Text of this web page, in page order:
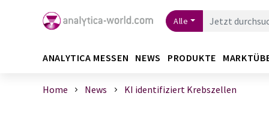
Alle
ANALYTICA MESSEN NEWS PRODUKTE
Home News KI identifiziert Krebszellen